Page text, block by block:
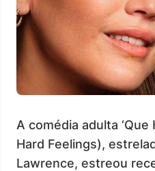
A comédia adulta ‘Que
Hard Feelings),
Lawrence, estreou